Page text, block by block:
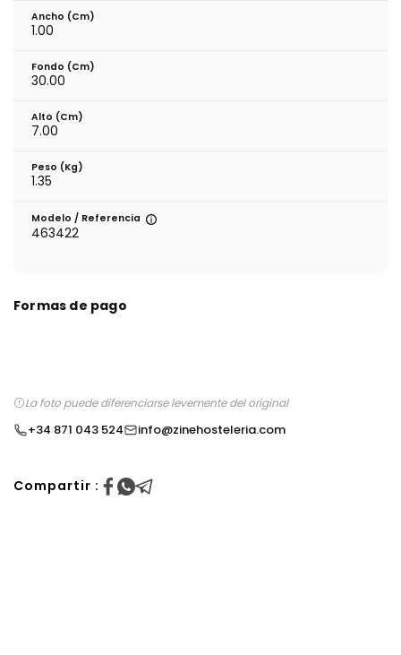
Ancho (cm)
1.00
Fondo (cm)
30.00
Alto (cm)
7.00
Peso (kg)
1.35
Modelo / Referencia
463422
Formas de pago
La foto puede diferenciarse levemente del original
+34 871 043 524 info@zinehosteleria.com
Compartir :